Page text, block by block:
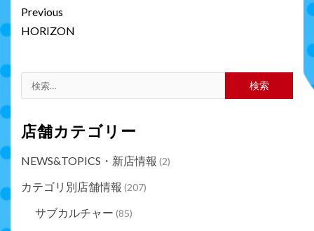
Continue
Reading
Previous
HORIZON
索:
店舗カテゴリー
NEWS&TOPICS・新店情報 (2)
カテゴリ別店舗情報 (207)
サブカルチャー (85)